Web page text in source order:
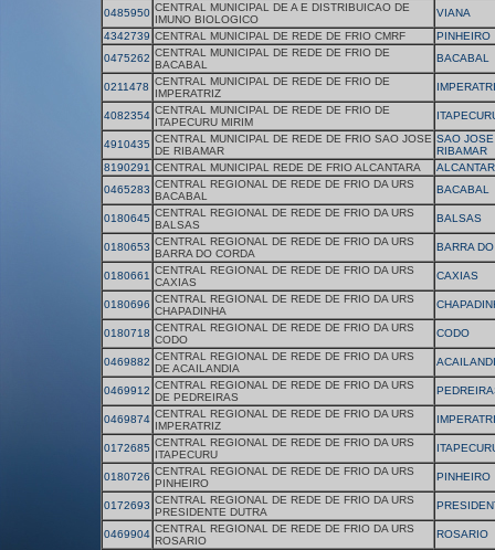
0485950 CENTRAL MUNICIPAL DE A E DISTRIBUICAO DE
IMUNO BIOLOGICO
VIANA
4342739 CENTRAL MUNICIPAL DE REDE DE FRIO CMRF
PINHEIRO
0475262 CENTRAL MUNICIPAL DE REDE DE FRIO DE
BACABAL
BACABAL
0211478 CENTRAL MUNICIPAL DE REDE DE FRIO DE
IMPERATRIZ
4082354 CENTRAL MUNICIPAL DE REDE DE FRIO DE
ITAPECURU MIRIM
4910435 CENTRAL MUNICIPAL DE REDE DE FRIO SAO JOSE
DE RIBAMAR
SAO
RIBAMAR
8190291 CENTRAL MUNICIPAL REDE DE FRIO ALCANTARA
0465283 CENTRAL REGIONAL DE REDE DE FRIO DA URS
BACABAL
BACABAL
0180645 CENTRAL REGIONAL DE REDE DE FRIO DA URS
BALSAS
BALSAS
0180653 CENTRAL REGIONAL DE REDE DE FRIO DA URS
BARRA DO CORDA
BARRA
0180661 CENTRAL REGIONAL DE REDE DE FRIO DA URS
CAXIAS
CAXIAS
0180696 CENTRAL REGIONAL DE REDE DE FRIO DA URS
CHAPADINHA
0180718 CENTRAL REGIONAL DE REDE DE FRIO DA URS
CODO
CODO
0469882 CENTRAL REGIONAL DE REDE DE FRIO DA URS
DE ACAILANDIA
0469912 CENTRAL REGIONAL DE REDE DE FRIO DA URS
DE PEDREIRAS
0469874 CENTRAL REGIONAL DE REDE DE FRIO DA URS
IMPERATRIZ
0172685 CENTRAL REGIONAL DE REDE DE FRIO DA URS
ITAPECURU
0180726 CENTRAL REGIONAL DE REDE DE FRIO DA URS
PINHEIRO
PINHEIRO
0172693 CENTRAL REGIONAL DE REDE DE FRIO DA URS
PRESIDENTE DUTRA
0469904 CENTRAL REGIONAL DE REDE DE FRIO DA URS
ROSARIO
ROSARIO